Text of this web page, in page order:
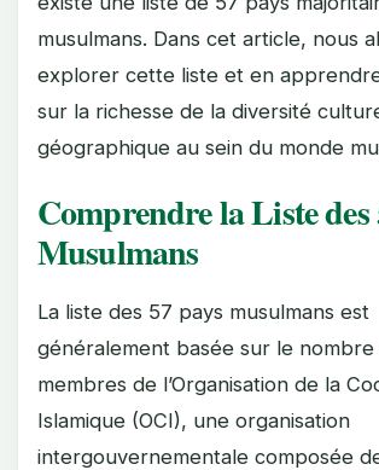
musulmans. Dans cet article, nous
explorer cette liste et en
sur la richesse de la diversité
géographique au sein du monde
Comprendre la Liste des
Musulmans
La liste des 57 pays musulmans est
généralement basée sur le nombre
membres de l’Organisation de la
Islamique (OCI), une organisation
intergouvernementale composée